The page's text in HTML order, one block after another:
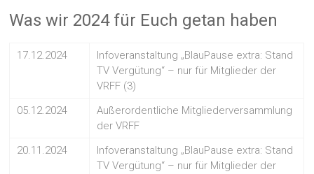
Was wir 2024 für Euch getan haben
17.12.2024
Infoveranstaltung „BlauPause extra: Stand
TV Vergütung“ – nur für Mitglieder der
VRFF (3)
05.12.2024
Außerordentliche Mitgliederversammlung
der VRFF
20.11.2024
Infoveranstaltung „BlauPause extra: Stand
TV Vergütung“ – nur für Mitglieder der